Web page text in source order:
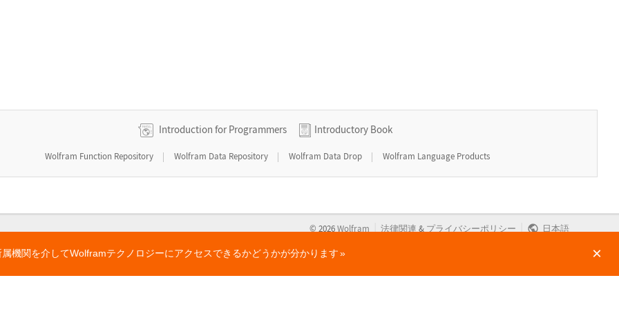
Introduction for Programmers Introductory Book
Wolfram Function Repository | Wolfram Data Repository | Wolfram Data Drop | Wolfram Language Products
© 2026Wolfram 法律関連 & プライバシーポリシー 日本語
属機関を介してWolframテクノロジーにアクセスできるかどうかが分かります ×